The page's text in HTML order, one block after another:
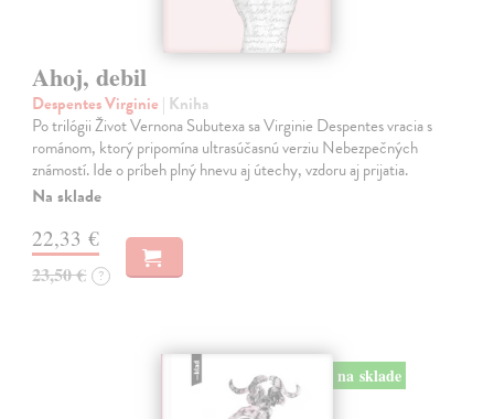
Ahoj, debil
Despentes Virginie | Kniha
Po trilógii Život Vernona Subutexa sa Virginie Despentes vracia s
románom, ktorý pripomína ultrasúčasnú verziu Nebezpečných
známostí. Ide o príbeh plný hnevu aj útechy, vzdoru aj prijatia.
Na sklade
22,33 €
23,50 € ?
na sklade